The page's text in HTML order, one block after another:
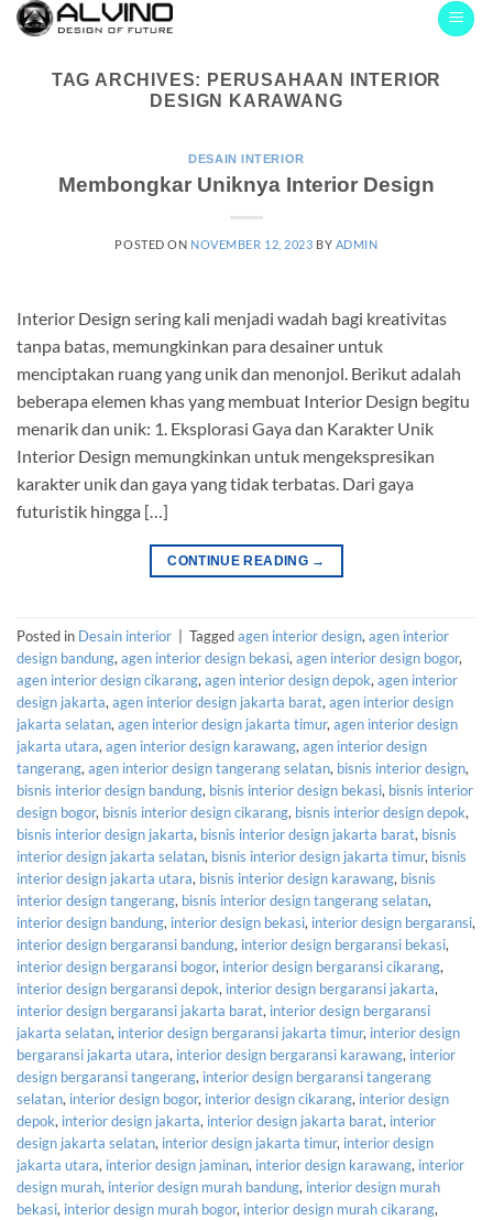
Skip
content
TAG ARCHIVES: PERUSAHAAN INTERIOR
DESIGN KARAWANG
DESAIN INTERIOR
Membongkar Uniknya Interior Design
POSTED ON NOVEMBER 12, 2023 BY ADMIN
Interior Design sering kali menjadi wadah bagi kreativitas
tanpa batas, memungkinkan para desainer untuk
menciptakan ruang yang unik dan menonjol. Berikut adalah
beberapa elemen khas yang membuat Interior Design begitu
menarik dan unik: 1. Eksplorasi Gaya dan Karakter Unik
Interior Design memungkinkan untuk mengekspresikan
karakter unik dan gaya yang tidak terbatas. Dari gaya
futuristik hingga […]
CONTINUE READING →
Posted in Desain interior Taggedagen interior design, agen interior
design bandung, agen interior design bekasi, agen interior design bogor,
agen interior design cikarang, agen interior design depok, agen interior
design jakarta, agen interior design jakarta barat, agen interior design
jakarta selatan, agen interior design jakarta timur, agen interior design
jakarta utara, agen interior design karawang, agen interior design
tangerang, agen interior design tangerang selatan, bisnis interior design,
bisnis interior design bandung, bisnis interior design bekasi, bisnis interior
design bogor, bisnis interior design cikarang, bisnis interior design depok,
bisnis interior design jakarta, bisnis interior design jakarta barat, bisnis
interior design jakarta selatan, bisnis interior design jakarta timur, bisnis
interior design jakarta utara, bisnis interior design karawang, bisnis
interior design tangerang, bisnis interior design tangerang selatan,
interior design bandung, interior design bekasi, interior design bergaransi,
interior design bergaransi bandung, interior design bergaransi bekasi,
interior design bergaransi bogor, interior design bergaransi cikarang,
interior design bergaransi depok, interior design bergaransi jakarta,
interior design bergaransi jakarta barat, interior design bergaransi
jakarta selatan, interior design bergaransi jakarta timur, interior design
bergaransi jakarta utara, interior design bergaransi karawang, interior
design bergaransi tangerang, interior design bergaransi tangerang
selatan, interior design bogor, interior design cikarang, interior design
depok, interior design jakarta, interior design jakarta barat, interior
design jakarta selatan, interior design jakarta timur, interior design
jakarta utara, interior design jaminan, interior design karawang, interior
design murah, interior design murah bandung, interior design murah
bekasi, interior design murah bogor, interior design murah cikarang,